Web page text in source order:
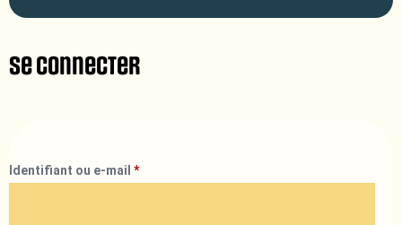
Se connecter
Identifiant ou e-mail *